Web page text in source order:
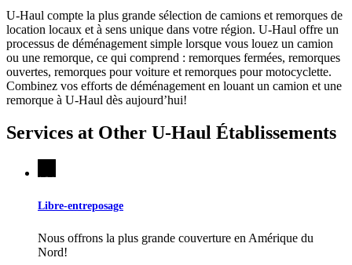
U-Haul compte la plus grande sélection de camions et remorques de
location locaux et à sens unique dans votre région. U-Haul offre un
processus de déménagement simple lorsque vous louez un camion
ou une remorque, ce qui comprend : remorques fermées, remorques
ouvertes, remorques pour voiture et remorques pour motocyclette.
Combinez vos efforts de déménagement en louant un camion et une
remorque à U-Haul dès aujourd’hui!
Services at Other U-Haul Établissements
Libre-entreposage
Nous offrons la plus grande couverture en Amérique du
Nord!